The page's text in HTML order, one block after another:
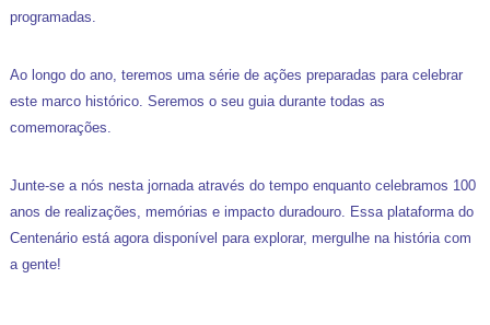
programadas.
Ao longo do ano, teremos uma série de ações preparadas para celebrar
este marco histórico. Seremos o seu guia durante todas as
comemorações.
Junte-se a nós nesta jornada através do tempo enquanto celebramos 100
anos de realizações, memórias e impacto duradouro. Essa plataforma do
Centenário está agora disponível para explorar, mergulhe na história com
a gente!